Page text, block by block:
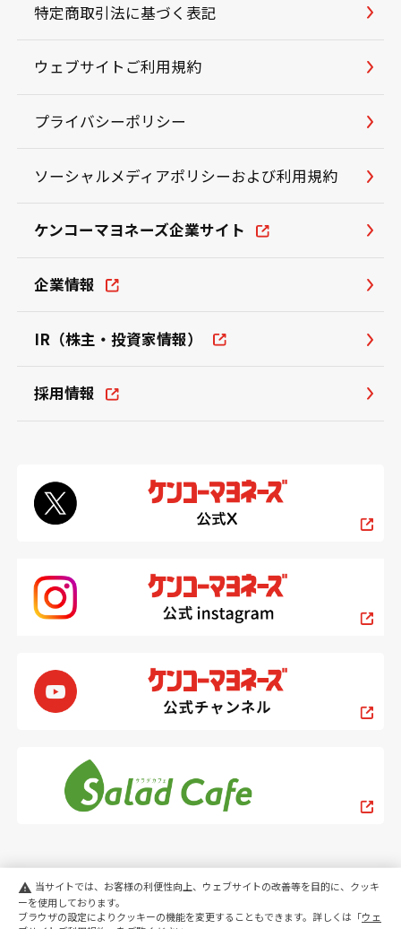
PC スマートフォン
特定商取引法に基づく表記
ウェブサイトご利用規約
プライバシーポリシー
ソーシャルメディアポリシーおよび利用規約
ケンコーマヨネーズ企業サイト
企業情報
IR（株主・投資家情報）
採用情報
warning 当サイトでは、お客様の利便性向上、ウェブサイトの改善等を目的に、クッキ
ーを使用しております。
ブラウザの設定によりクッキーの機能を変更することもできます。詳しくは「ウェ